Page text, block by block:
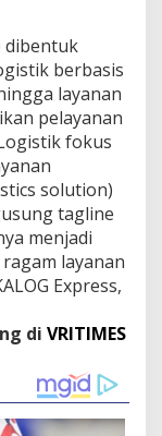
dibentuk
berbasis
layanan
pelayanan
fokus
solution)
tagline
menjadi
layanan
Express,
di VRITIMES